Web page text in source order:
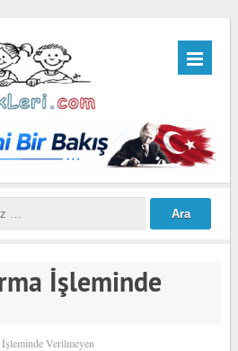
İşleminde
İşleminde Verilmeyen